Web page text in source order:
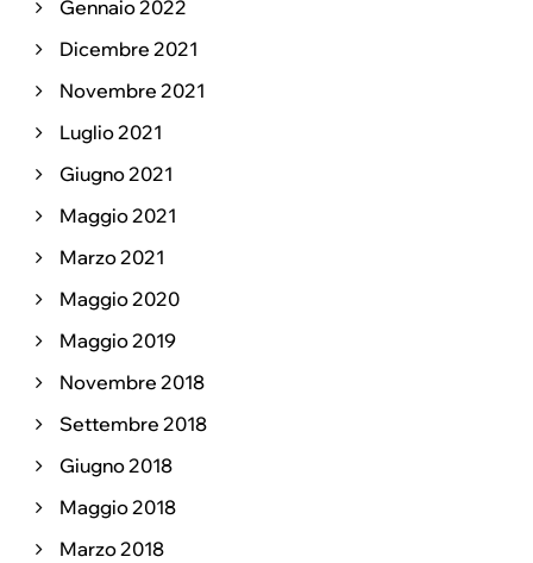
Gennaio 2022
Dicembre 2021
Novembre 2021
Luglio 2021
Giugno 2021
Maggio 2021
Marzo 2021
Maggio 2020
Maggio 2019
Novembre 2018
Settembre 2018
Giugno 2018
Maggio 2018
Marzo 2018